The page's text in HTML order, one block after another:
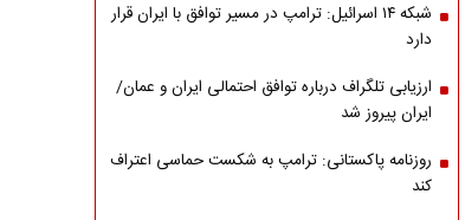
شبکه ۱۴ اسرائیل: ترامپ در مسیر توافق با ایران قرار
دارد
ارزیابی تلگراف درباره توافق احتمالی ایران و عمان/
ایران پیروز شد
روزنامه پاکستانی: ترامپ به شکست حماسی اعتراف
کند